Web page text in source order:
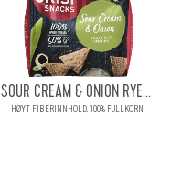
SOUR CREAM & ONION RYE...
HØYT FIBERINNHOLD, 100% FULLKORN